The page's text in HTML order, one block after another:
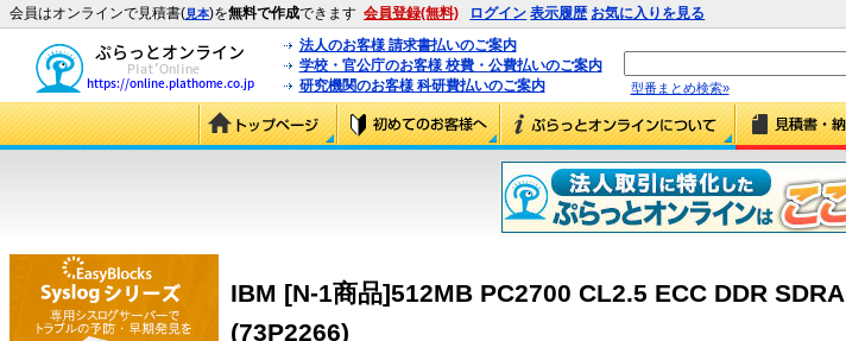
会員はオンラインで見積書(見本)を無料で作成できます 会員登録(無料) ログイン 表示履歴 お気に入りを見る
法人のお客様 請求書払いのご案内
学校・官公庁のお客様 校費・公費払いのご案内
研究機関のお客様 科研費払いのご案内
型番まとめ検索»
IBM [N-1商品]512MB PC2700 CL2.5 ECC DDR
(73P2266)